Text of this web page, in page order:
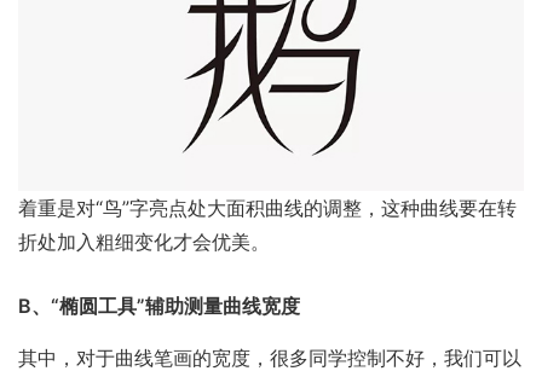
着重是对“鸟”字亮点处大面积曲线的调整，这种曲线要在转
折处加入粗细变化才会优美。
B、“椭圆工具”辅助测量曲线宽度
其中，对于曲线笔画的宽度，很多同学控制不好，我们可以